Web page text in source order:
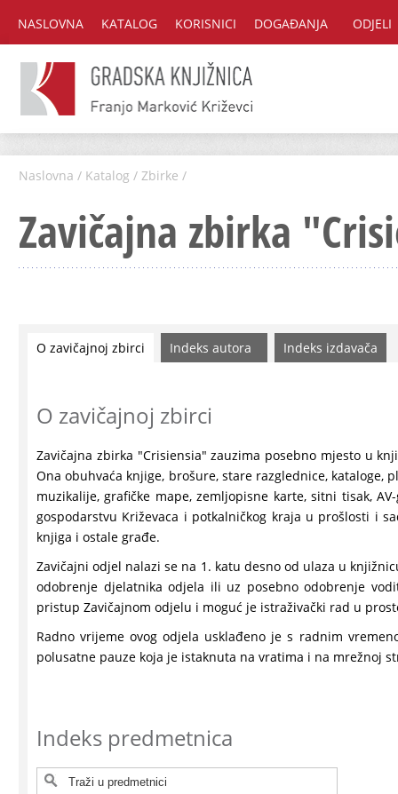
NASLOVNA KATALOG KORISNICI DOGAĐANJA ODJELI
Naslovna / Katalog / Zbirke /
Zavičajna zbirka
O zavičajnoj zbirci Indeks autora Indeks izdavača
O zavičajnoj zbirci
Zavičajna zbirka "Crisiensia" zauzima posebno mjesto u
Ona obuhvaća knjige, brošure, stare razglednice, kataloge,
muzikalije, grafičke mape, zemljopisne karte, sitni tisak,
gospodarstvu Križevaca i potkalničkog kraja u prošlosti i
knjiga i ostale građe.
Zavičajni odjel nalazi se na 1. katu desno od ulaza u
odobrenje djelatnika odjela ili uz posebno odobrenje
pristup Zavičajnom odjelu i moguć je istraživački rad u
Radno vrijeme ovog odjela usklađeno je s radnim
polusatne pauze koja je istaknuta na vratima i na mrežnoj
Indeks predmetnica